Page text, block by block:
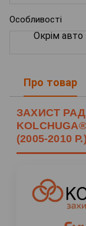
Особливості
Окрім
Про товар
ЗАХИСТ
(2005-2010